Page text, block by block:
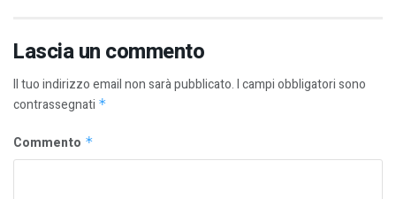
Lascia un commento
Il tuo indirizzo email non sarà pubblicato.I campi obbligatori sono
contrassegnati *
Commento *